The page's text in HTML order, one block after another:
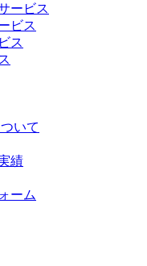
ービス
ビス
ス
いて
績
ーム